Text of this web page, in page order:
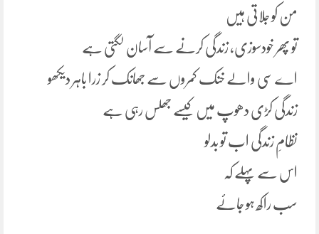
من کو جلاتی ہیں
تو پھر خودسوزی، زندگی کرنے سے آسان لگتی ہے
اے سی والے خنک کمروں سے جھانک کر زرا باہر دیکھو
زندگی کڑی دھوپ میں کیسے جھلس رہی ہے
نظامِ زندگی اب تو بدلو
اس سے پہلے کہ
سب راکھ ہو جائے